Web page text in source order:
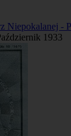
Niepokalanej -
1933